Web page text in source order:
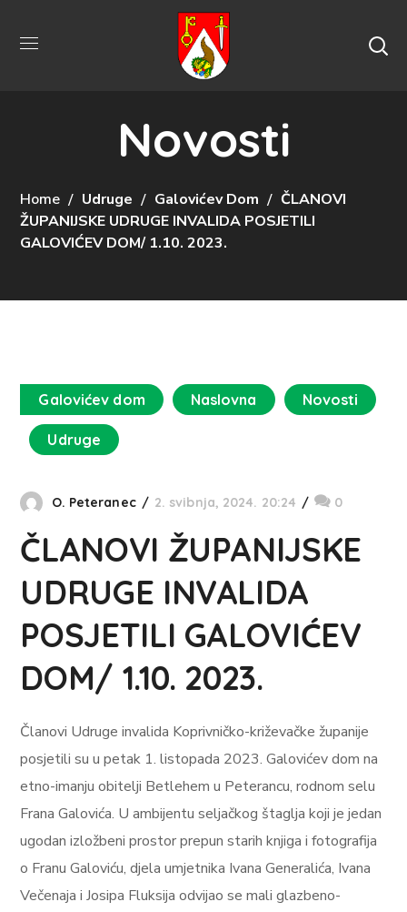
Novosti
Home Udruge Galovićev Dom
ČLANOVI
ŽUPANIJSKE UDRUGE INVALIDA POSJETILI
GALOVIĆEV DOM/ 1.10. 2023.
Galovićev dom Naslovna Novosti
Udruge
O. Peteranec 2. svibnja, 2024. 20:24 0
ČLANOVI ŽUPANIJSKE
UDRUGE INVALIDA
POSJETILI GALOVIĆEV
DOM/ 1.10. 2023.
Članovi Udruge invalida Koprivničko-križevačke županije
posjetili su u petak 1. listopada 2023. Galovićev dom na
etno-imanju obitelji Betlehem u Peterancu, rodnom selu
Frana Galovića. U ambijentu seljačkog štaglja koji je jedan
ugodan izložbeni prostor prepun starih knjiga i fotografija
o Franu Galoviću, djela umjetnika Ivana Generalića, Ivana
Večenaja i Josipa Fluksija odvijao se mali glazbeno-